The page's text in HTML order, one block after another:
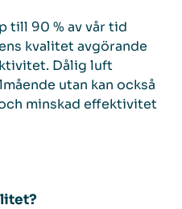
till 90 % av vår tid
kvalitet avgörande
Dålig luft
utan kan också
minskad effektivitet